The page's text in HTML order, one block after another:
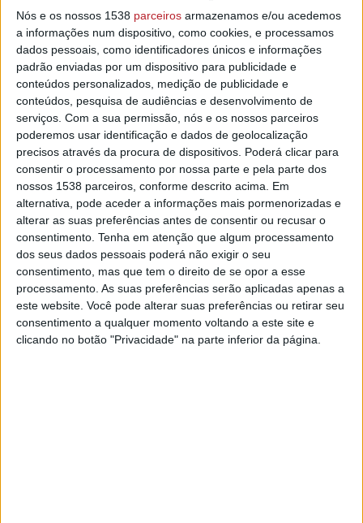
Nós e os nossos 1538 parceiros armazenamos e/ou acedemos
a informações num dispositivo, como cookies, e processamos
dados pessoais, como identificadores únicos e informações
padrão enviadas por um dispositivo para publicidade e
conteúdos personalizados, medição de publicidade e
conteúdos, pesquisa de audiências e desenvolvimento de
serviços. Com a sua permissão, nós e os nossos parceiros
poderemos usar identificação e dados de geolocalização
precisos através da procura de dispositivos. Poderá clicar para
consentir o processamento por nossa parte e pela parte dos
nossos 1538 parceiros, conforme descrito acima. Em
alternativa, pode aceder a informações mais pormenorizadas e
alterar as suas preferências antes de consentir ou recusar o
consentimento. Tenha em atenção que algum processamento
dos seus dados pessoais poderá não exigir o seu
consentimento, mas que tem o direito de se opor a esse
processamento. As suas preferências serão aplicadas apenas a
este website. Você pode alterar suas preferências ou retirar seu
consentimento a qualquer momento voltando a este site e
clicando no botão "Privacidade" na parte inferior da página.
A rádio
como você gosta